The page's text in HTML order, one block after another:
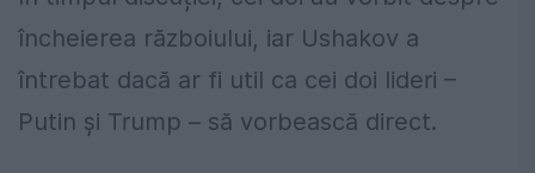
încheierea războiului, iar Ushakov a
întrebat dacă ar fi util ca cei doi lideri –
Putin și Trump – să vorbească direct.